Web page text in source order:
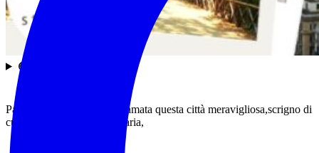
🟠 𝗗𝗘𝗦𝗖𝗥𝗜𝗭𝗜𝗢𝗡𝗘
Partenope , così veniva chiamata questa città meravigliosa,scrigno di
cultura e traduzione millenaria,